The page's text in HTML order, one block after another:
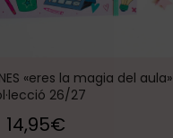
«eres la magia del aula»
26/27
14,95€